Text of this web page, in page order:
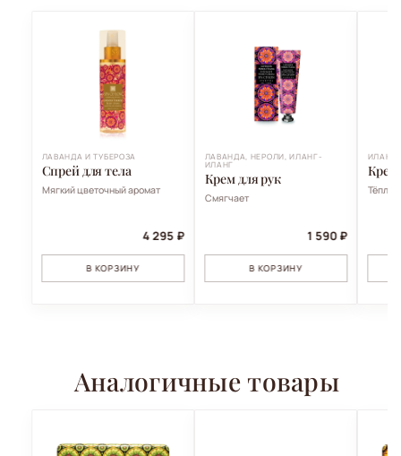
ЛАВАНДА И ТУБЕРОЗА
Спрей для тела
Мягкий цветочный аромат
4 295 ₽
В КОРЗИНУ
ЛАВАНДА, НЕРОЛИ, ИЛАНГ-
ИЛАНГ
Крем для рук
Смягчает
1 590 ₽
В КОРЗИНУ
ИЛАНГ
Аналогичные товары